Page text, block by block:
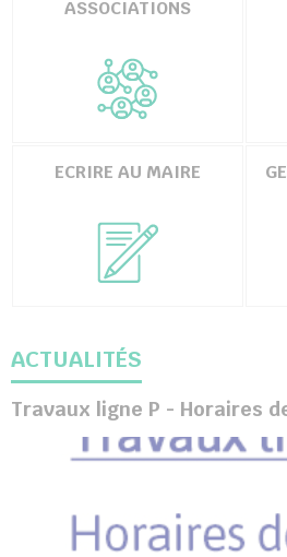
ASSOCIATIONS
ECRIRE AU MAIRE
ACTUALITÉS
Travaux ligne P - Horaires